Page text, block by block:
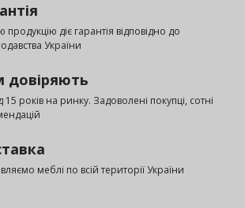
продукцію діє гарантія відповідно до
України
довіряють
15 років на ринку. Задоволені покупці, сотні
меблі по всій території України